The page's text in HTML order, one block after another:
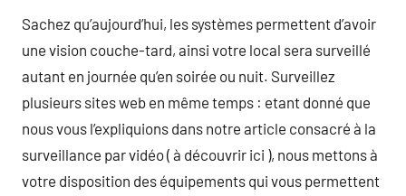
Sachez qu’aujourd’hui, les systèmes permettent d’avoir
une vision couche-tard, ainsi votre local sera surveillé
autant en journée qu’en soirée ou nuit. Surveillez
plusieurs sites web en même temps : etant donné que
nous vous l’expliquions dans notre article consacré à la
surveillance par vidéo ( à découvrir ici ), nous mettons à
votre disposition des équipements qui vous permettent